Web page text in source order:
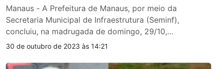
Manaus - A Prefeitura de Manaus, por meio da
Secretaria Municipal de Infraestrutura (Seminf),
concluiu, na madrugada de domingo, 29/10,…
30 de outubro de 2023 às 14:21